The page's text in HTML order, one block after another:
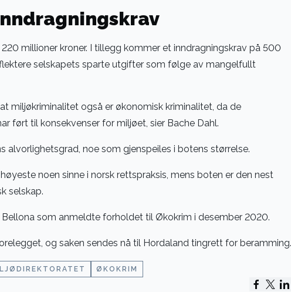
millioner kroner. I tillegg kommer et inndragningskrav på 500
selskapets sparte utgifter som følge av mangelfullt
miljøkriminalitet også er økonomisk kriminalitet, da de
ført til konsekvenser for miljøet, sier Bache Dahl.
alvorlighetsgrad, noe som gjenspeiles i botens størrelse.
noen sinne i norsk rettspraksis, mens boten er den nest
selskap.
som anmeldte forholdet til Økokrim i desember 2020.
og saken sendes nå til Hordaland tingrett for beramming.
ØKOKRIM